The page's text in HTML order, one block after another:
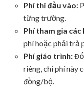
Phí thi đầu vào:
từng trường.
Phí tham gia
phí hoặc phải trả
Phí giáo trình:
riêng, chi phí này
đồng/bộ.